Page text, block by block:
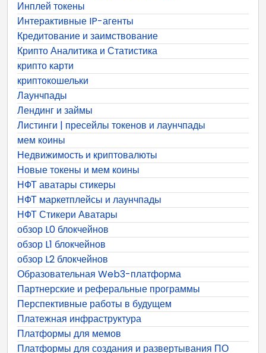
Инплей токены
Интерактивные IP-агенты
Кредитование и заимствование
Крипто Аналитика и Статистика
крипто карти
криптокошельки
Лаунчпады
Лендинг и займы
Листинги | пресейлы токенов и лаунчпады
мем коины
Недвижимость и криптовалюты
Новые токены и мем коины
НФТ аватары стикеры
НФТ маркетплейсы и лаунчпады
НФТ Стикери Аватары
обзор L0 блокчейнов
обзор L1 блокчейнов
обзор L2 блокчейнов
Образовательная Web3-платформа
Партнерские и реферальные программы
Перспективные работы в будущем
Платежная инфраструктура
Платформы для мемов
Платформы для создания и развертывания ПО